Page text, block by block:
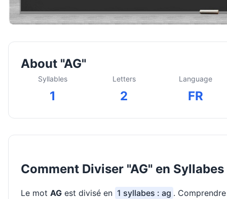
About "AG"
Syllables
1
Letters
2
Language
FR
Comment Diviser "AG" en Syllabes
Le mot AG est divisé en 1 syllabes : ag . Comprendre